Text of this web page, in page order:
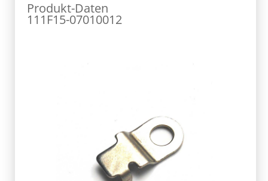
Produkt-Daten
111F15-07010012